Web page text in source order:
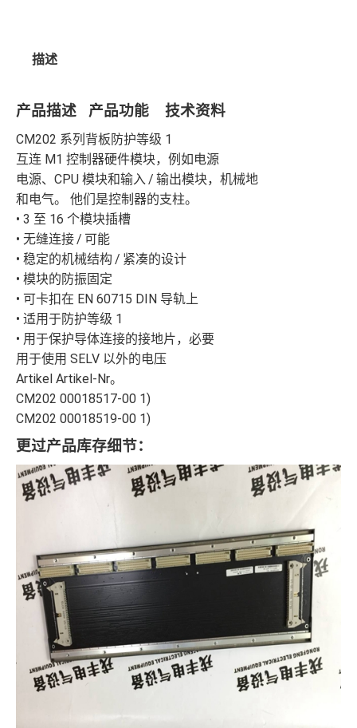
描述
产品描述 产品功能 技术资料
CM202 系列背板防护等级 1
互连 M1 控制器硬件模块，例如电源
电源、CPU 模块和输入 / 输出模块，机械地
和电气。 他们是控制器的支柱。
• 3 至 16 个模块插槽
• 无缝连接 / 可能
• 稳定的机械结构 / 紧凑的设计
• 模块的防振固定
• 可卡扣在 EN 60715 DIN 导轨上
• 适用于防护等级 1
• 用于保护导体连接的接地片，必要
用于使用 SELV 以外的电压
Artikel Artikel-Nr。
CM202 00018517-00 1)
CM202 00018519-00 1)
更过产品库存细节：